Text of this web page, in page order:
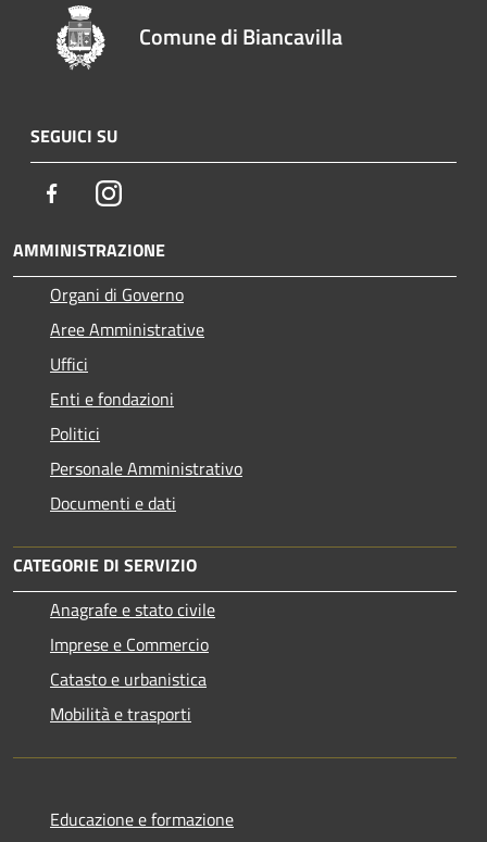
Comune di Biancavilla
SEGUICI SU
FacebookInstagram
AMMINISTRAZIONE
Organi di Governo
Aree Amministrative
Uffici
Enti e fondazioni
Politici
Personale Amministrativo
Documenti e dati
CATEGORIE DI SERVIZIO
Anagrafe e stato civile
Imprese e Commercio
Catasto e urbanistica
Mobilità e trasporti
Educazione e formazione